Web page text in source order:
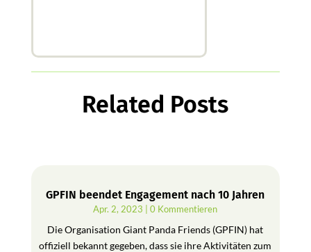
Related Posts
GPFIN beendet Engagement nach 10 Jahren
Apr. 2, 2023 | 0 Kommentieren
Die Organisation Giant Panda Friends (GPFIN) hat
offiziell bekannt gegeben, dass sie ihre Aktivitäten zum